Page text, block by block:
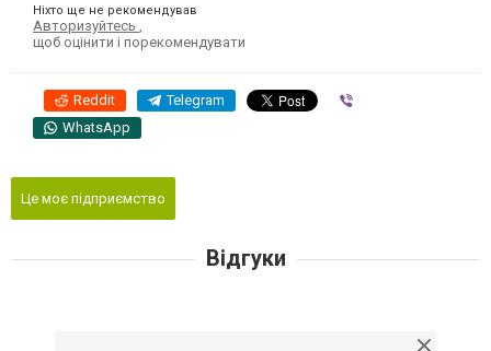
Ніхто ще не рекомендував
Авторизуйтесь
щоб оцінити і порекомендувати
Reddit Telegram
WhatsApp
Це моє підприємство
Відгуки